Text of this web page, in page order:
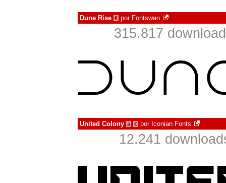
Dune Rise € por Fontswan
315.817
United Colony à € por Iconian Fonts
12.241